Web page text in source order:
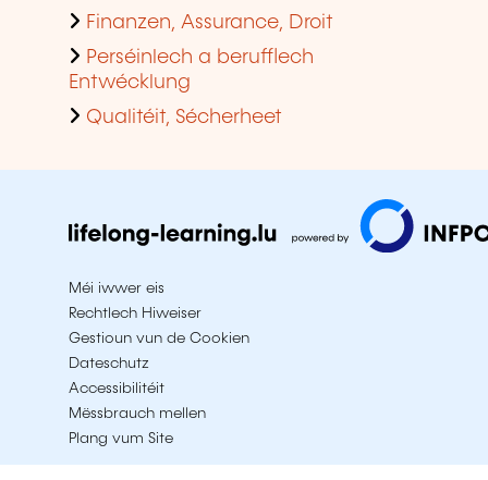
Finanzen, Assurance, Droit
Perséinlech a berufflech
Entwécklung
Qualitéit, Sécherheet
Méi iwwer eis
Rechtlech Hiweiser
Gestioun vun de Cookien
Dateschutz
Accessibilitéit
Mëssbrauch mellen
Plang vum Site